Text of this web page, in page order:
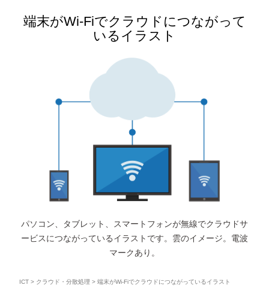
端末がWi-Fiでクラウドにつながって
いるイラスト
パソコン、タブレット、スマートフォンが無線でクラウドサ
ービスにつながっているイラストです。雲のイメージ。電波
マークあり。
ICT > クラウド・分散処理 > 端末がWi-Fiでクラウドにつながっているイラスト